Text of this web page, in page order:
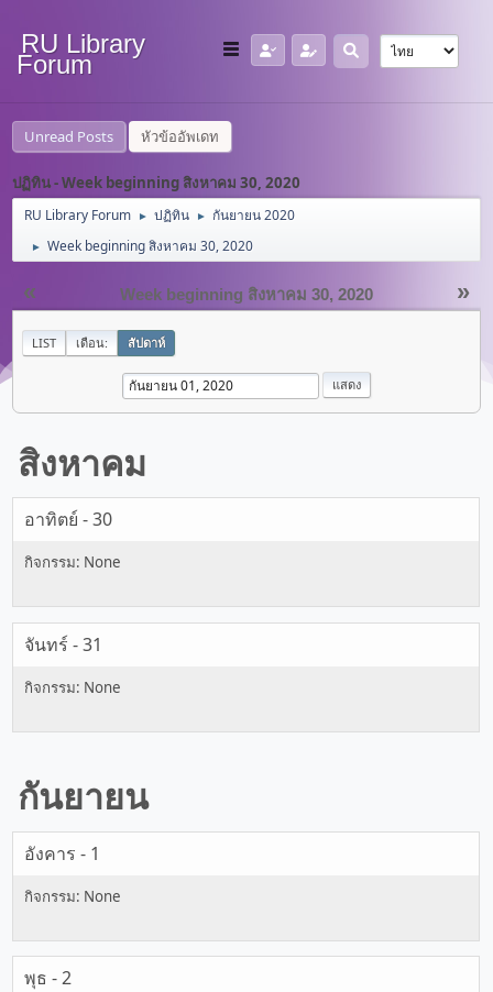
RU Library
Forum
Unread Posts หัวข้ออัพเดท
ปฏิทิน - Week beginning สิงหาคม 30, 2020
RU Library Forum ► ปฏิทิน ► กันยายน 2020
► Week beginning สิงหาคม 30, 2020
« »
Week beginning สิงหาคม 30, 2020
LIST เดือน: สัปดาห์
สิงหาคม
อาทิตย์ - 30
จันทร์ - 31
กันยายน
อังคาร - 1
พุธ - 2